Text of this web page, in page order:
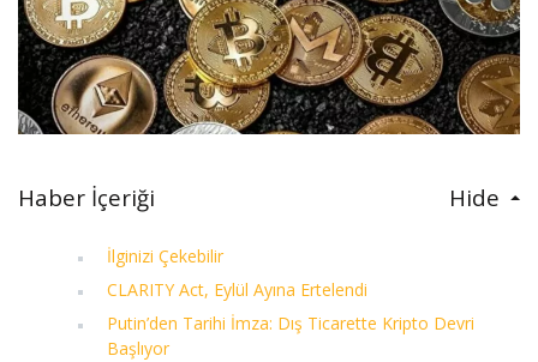
Haber İçeriği Hide
İlginizi Çekebilir
CLARITY Act, Eylül Ayına Ertelendi
Putin’den Tarihi İmza: Dış Ticarette Kripto Devri
Başlıyor